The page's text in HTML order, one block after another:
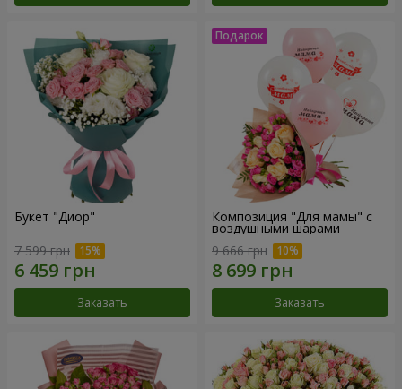
Букет "Диор"
7 599 грн
Заказать
Композиция "Для мамы" с
воздушными шарами
9 666 грн
Заказать